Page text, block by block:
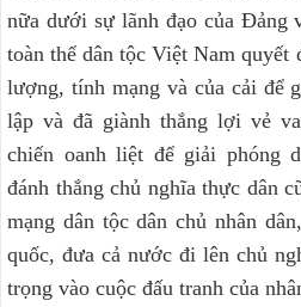
nữa dưới sự lãnh đạo của Đảng
toàn thể dân tộc Việt Nam quyết
lượng, tính mạng và của cải để
lập và đã giành thắng lợi vẻ
chiến oanh liệt để giải phóng
đánh thắng chủ nghĩa thực dân
mạng dân tộc dân chủ nhân
quốc, đưa cả nước đi lên chủ
trọng vào cuộc đấu tranh của